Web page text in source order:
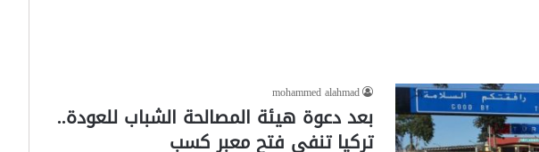
mohammed alahmad
بعد دعوة هيئة المصالحة الشباب للعودة..
تركيا تنفي فتح معبر كسب